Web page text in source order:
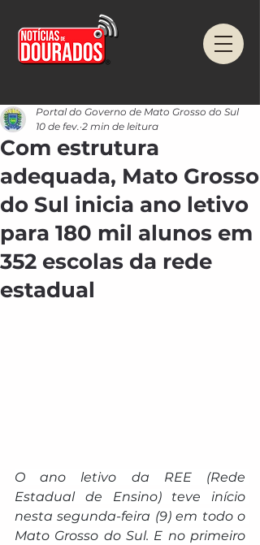
Com estrutura
adequada, Mato Grosso
do Sul inicia ano letivo
para 180 mil alunos em
352 escolas da rede
estadual
Portal do Governo de Mato Grosso do Sul
10 de fev. 2 min de leitura
O ano letivo da REE (Rede
Estadual de Ensino) teve início
nesta segunda-feira (9) em todo o
Mato Grosso do Sul. E no primeiro